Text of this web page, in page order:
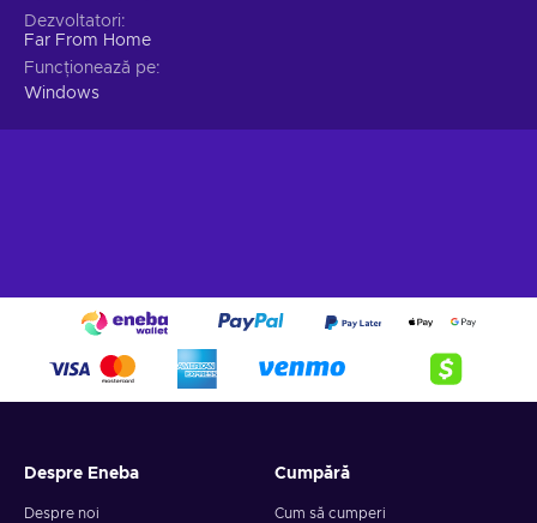
Singleplayer – Jucătorii pot începe o campanie solo de
poveste;
Forever Skies key la preț ieftin.
Dezvoltatori
Far From Home
Funcționează pe
Windows
Despre Eneba
Despre noi
Cumpără
Cum să cumperi